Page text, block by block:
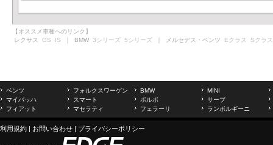
【オススメ車種へのリンク】
レクサス GS IS ｜ BMW 3シリーズ 5シリーズ ｜ メルセデス・ベンツ Eクラス Sクラス
ベンツ フォルクスワーゲン BMW
MINI
マイバッハ
スマート ボルボ
サーブ
フィアット
マセラティ フェラーリ ランボルギーニ
利用規約 | お問い合わせ | プライバシーポリシー